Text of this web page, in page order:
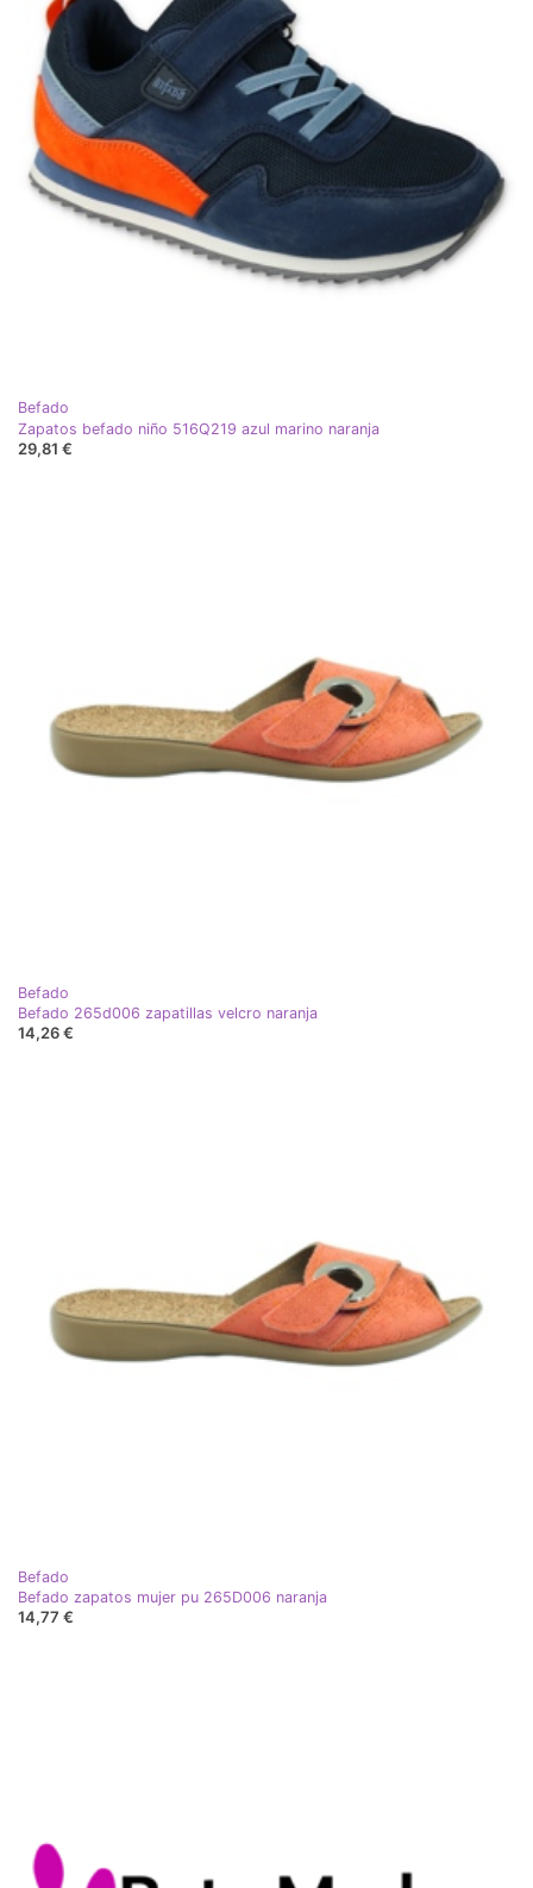
Befado
Zapatos befado niño 516Q219 azul marino naranja
29,81 €
Befado
Befado 265d006 zapatillas velcro naranja
14,26 €
Befado
Befado zapatos mujer pu 265D006 naranja
14,77 €